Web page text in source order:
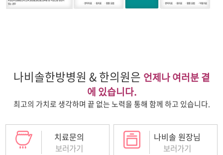
나비솔한방병원 & 한의원은 언제나 여러분 곁
에 있습니다.
최고의 가치로 생각하며 끝 없는 노력을 통해 함께 하고 있습니다.
치료문의
보러가기
나비솔 원장님
보러가기